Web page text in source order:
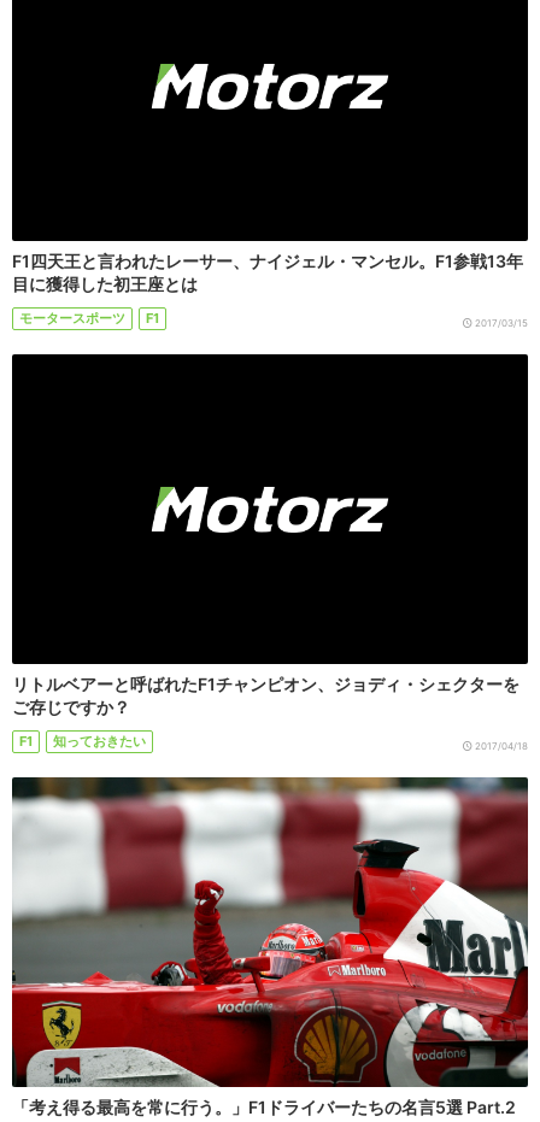
F1四天王と言われたレーサー、ナイジェル・マンセル。F1参戦13年
目に獲得した初王座とは
モータースポーツ F1 2017/03/15
リトルベアーと呼ばれたF1チャンピオン、ジョディ・シェクターを
ご存じですか？
F1 知っておきたい 2017/04/18
「考え得る最高を常に行う。」F1ドライバーたちの名言5選 Part.2